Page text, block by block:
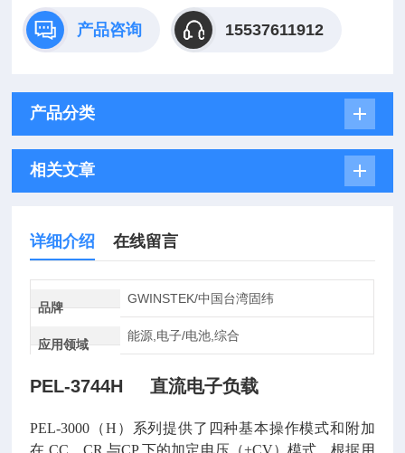
产品咨询 15537611912
产品分类
相关文章
详细介绍 在线留言
品牌
GWINSTEK/中国台湾固纬
应用领域
能源,电子/电池,综合
PEL-3744H 直流电子负载
PEL-3000（H）系列提供了四种基本操作模式和附加
在 CC、CR 与CP 下的加定电压（+CV）模式，根据用